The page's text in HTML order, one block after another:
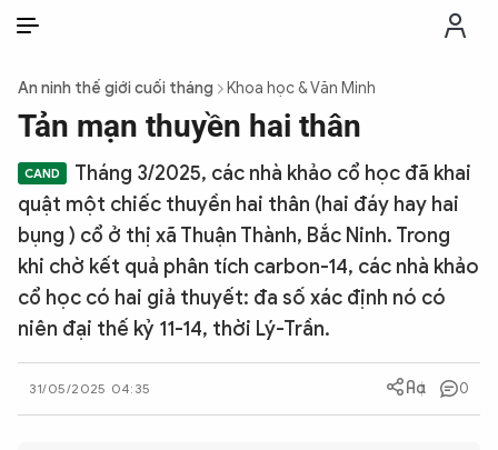
THỜI SỰ
CHỐNG DIỄN BIẾN HÒA BÌNH
CÔNG AN TRONG LÒNG DÂN
XÃ HỘI
PHÁP LUẬT
An ninh thế giới cuối tháng Khoa học & Văn Minh
Tản mạn thuyền hai thân
Tháng 3/2025, các nhà khảo cổ học đã khai
quật một chiếc thuyền hai thân (hai đáy hay hai
bụng ) cổ ở thị xã Thuận Thành, Bắc Ninh. Trong
khi chờ kết quả phân tích carbon-14, các nhà khảo
cổ học có hai giả thuyết: đa số xác định nó có
niên đại thế kỷ 11-14, thời Lý-Trần.
31/05/2025 04:35 0